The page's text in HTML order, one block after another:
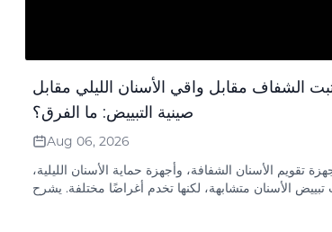
الشفاف مقابل واقي الأسنان الليلي مقابل
صينية التبييض: ما الفرق؟
Aug 06, 2026
تقويم الأسنان الشفافة، وأجهزة حماية الأسنان الليلية،
تبييض الأسنان متشابهة، لكنها تخدم أغراضًا مختلفة. يشرح